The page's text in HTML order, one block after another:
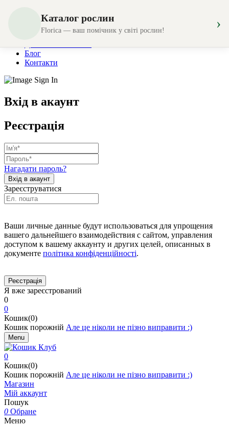
Магазин
Створення композицій
Блог
Контакти
Вхід в акаунт
Реєстрація
Нагадати пароль?
Зареєструватися
Ваши личные данные будут использоваться для упрощения
вашего дальнейшего взаимодействия с сайтом, управления
доступом к вашему аккаунту и других целей, описанных в
документе політика конфіденційності.
Я вже зареєстрований
0
0
Кошик(0)
Кошик порожній Але це ніколи не пізно виправити :)
Menu
0
Кошик(0)
Кошик порожній Але це ніколи не пізно виправити :)
Магазин
Мій аккаунт
Пошук
0 Обране
Меню
Каталог рослин
Florica — ваш помічник у світі рослин! ›